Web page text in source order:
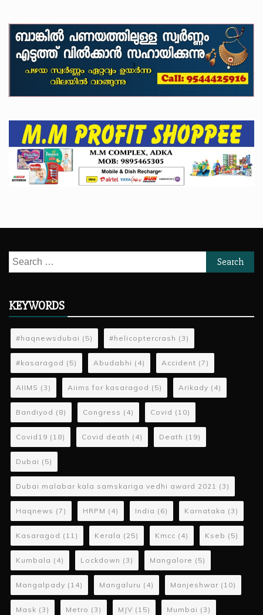
Search
for:
KEYWORDS
#haqnewsdubai (5) #helicoptercrash (3)
#kasaragod (5) Abudabhi (4) Accident (7)
AIIMS (3) Aiims for kasaragod (5) Arikady (4)
Bandiyod (8) Congress (4) Covid (10)
Covid19 (18) Covid death (4) Death (19)
Dubai (5)
Dubai malabar kala samskariga vedhi award 2021 (3)
Haqnews (7) HRPM (4) India (6) Karnataka (3)
Kasaragod (11) Kerala (25) Kmcc (4) Kseb (5)
Kumbala (4) Lockdown (3) Mangalore (5)
Mangalpady (14) Mangaluru (4) Manjeshwar (10)
Mask (3) Metro (3) MJV (15) Mumbai (3)